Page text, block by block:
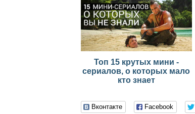
Топ 15 крутых мини -
сериалов, о которых мало
кто знает
Вконтакте Facebook